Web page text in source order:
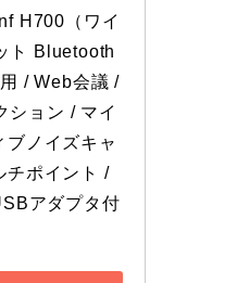
H700（ワイ
ト Bluetooth
/ Web会議 /
ション / マイ
ブノイズキャ
チポイント /
アダプタ付